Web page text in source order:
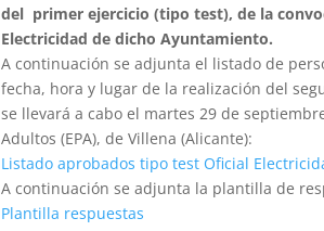
del primer ejercicio (tipo test), de la
Electricidad de dicho Ayuntamiento.
A continuación se adjunta el listado de
fecha, hora y lugar de la realización del
se llevará a cabo el martes 29 de
Adultos (EPA), de Villena (Alicante):
Listado aprobados tipo test Oficial
A continuación se adjunta la plantilla de
Plantilla respuestas